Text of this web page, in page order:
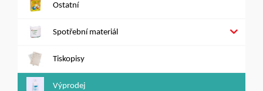
Ostatní
Spotřební materiál
Tiskopisy
Výprodej